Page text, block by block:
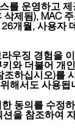
조를 만나보세요
Lin)와
를 운영하고
제됨), MAC
개월, 사용자
우징 경험을
와 더불어 개
조하십시오)를
해서도 사용됩
동의를 수정
을 참조하여